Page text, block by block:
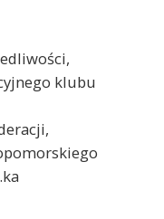
klubu